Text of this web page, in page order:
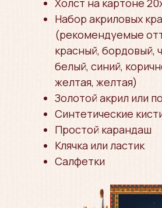
Холст на картоне
Набор акриловых
(рекомендуемые
красный, бордовый,
белый, синий,
желтая, желтая)
Золотой акрил или
Синтетические
Простой карандаш
Клячка или ластик
Салфетки